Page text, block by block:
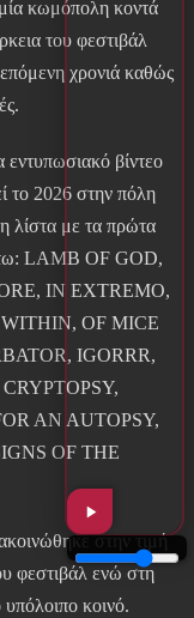
κωμόπολη κοντά
του φεστιβάλ
χρονιά καθώς
βίντεο
το 2026 στην πόλη
λίστα με τα πρώτα
LAMB OF GOD,
IN EXTREMO,
OF MICE
IGORRR,
AN AUTOPSY,
OF THE
στην τιμή
φεστιβάλ ενώ στη
κοινό.